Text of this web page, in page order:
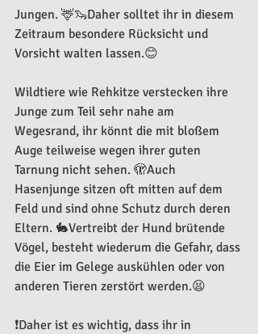
Jungen. 🦌🦦Daher solltet ihr in diesem
Zeitraum besondere Rücksicht und
Vorsicht walten lassen.😊
Wildtiere wie Rehkitze verstecken ihre
Junge zum Teil sehr nahe am
Wegesrand, ihr könnt die mit bloßem
Auge teilweise wegen ihrer guten
Tarnung nicht sehen. 🫣Auch
Hasenjunge sitzen oft mitten auf dem
Feld und sind ohne Schutz durch deren
Eltern. 🐇Vertreibt der Hund brütende
Vögel, besteht wiederum die Gefahr, dass
die Eier im Gelege auskühlen oder von
anderen Tieren zerstört werden.😫
❗️Daher ist es wichtig, dass ihr in